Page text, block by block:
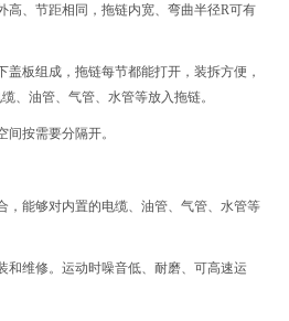
高、节距相同，拖链内宽、弯曲半径R可有
盖板组成，拖链每节都能打开，装拆方便，
、油管、气管、水管等放入拖链。
间按需要分隔开。
，能够对内置的电缆、油管、气管、水管等
和维修。运动时噪音低、耐磨、可高速运